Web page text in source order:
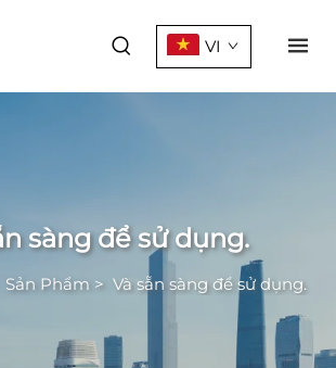
VI
sàng để sử dụng.
Sản Phẩm > Và sẵn sàng để sử dụng.